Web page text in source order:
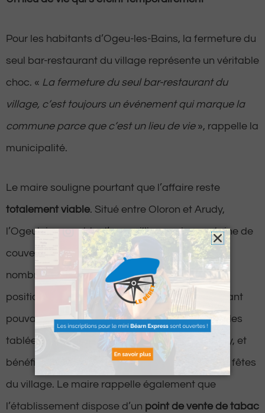
Pour les habitants d’Ogeu-les-Bains, la fermeture du
seul bar-restaurant du village représente un véritable
choc. « La fermeture du seul bar-restaurant du
village, c’est toujours un événement qui marque la
commune parce que c’est un lieu de vie», rappelle la
municipalité.
Le maire souligne pourtant que l’affaire reste
totalement viable. Situé entre Oloron et Arudy,
l’Ogeulois, capable d’accueillir une cinquantaine de
couverts le midi, attirait quotidiennement de
nombreux ouvriers du secteur, profitant de sa
position stratégique. Les week-ends, le restaurant
pouvait rassembler des groupes pour de grandes
tablées, notamment après les matchs de rugby, et
bénéficiait aussi d’une activité notable lors des fêtes
du village. Le maire rappelle également que
l’établissement dispose d’un point de vente de tabac